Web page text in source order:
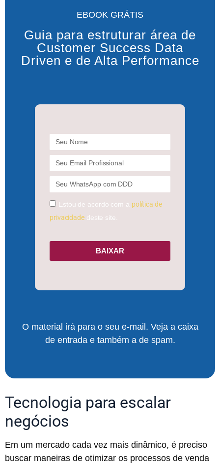
EBOOK GRÁTIS
Guia para estruturar área de
Customer Success Data
Driven e de Alta Performance
Estou de acordo com a política de
privacidadedeste site.
BAIXAR
O material irá para o seu e-mail. Veja a caixa
de entrada e também a de spam.
Tecnologia para escalar
negócios
Em um mercado cada vez mais dinâmico, é preciso
buscar maneiras de otimizar os processos de venda